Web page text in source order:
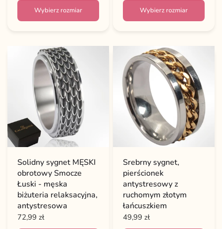
Wybierz rozmiar Wybierz rozmiar
Solidny sygnet MĘSKI
obrotowy Smocze
Łuski - męska
biżuteria relaksacyjna,
antystresowa
72,99 zł
Srebrny sygnet,
pierścionek
antystresowy z
ruchomym złotym
łańcuszkiem
49,99 zł